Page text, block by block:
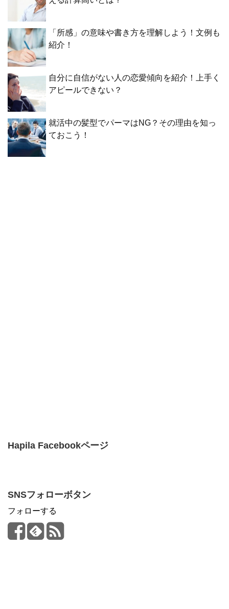
「所感」の意味や書き方を理解しよう！文例も
紹介！
自分に自信がない人の恋愛傾向を紹介！上手く
アピールできない？
就活中の髪型でパーマはNG？その理由を知っ
ておこう！
Hapila Facebookページ
SNSフォローボタン
フォローする